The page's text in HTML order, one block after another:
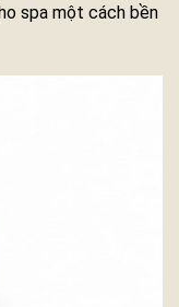
spa một cách bền